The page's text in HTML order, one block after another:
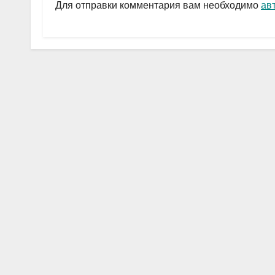
p
ть
Для отправки комментария вам необходимо